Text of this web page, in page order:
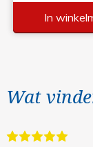
In
Wat